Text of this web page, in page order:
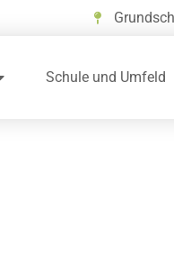
Schule und Umfeld